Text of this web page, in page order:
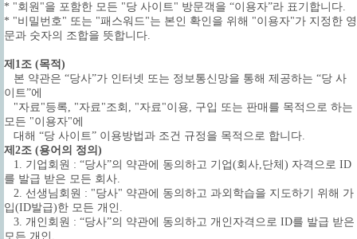
* "회원"을 포함한 모든 "당 사이트" 방문객을 “이용자”라 표기합니다.
* "비밀번호" 또는 "패스워드"는 본인 확인을 위해 "이용자"가 지정한 영
문과 숫자의 조합을 뜻합니다.
제1조 (목적)
본 약관은 “당사”가 인터넷 또는 정보통신망을 통해 제공하는 “당 사
이트”에
"자료"등록, "자료"조회, "자료"이용, 구입 또는 판매를 목적으로 하는
모든 "이용자"에
대해 “당 사이트” 이용방법과 조건 규정을 목적으로 합니다.
제2조 (용어의 정의)
1. 기업회원 : “당사”의 약관에 동의하고 기업(회사,단체) 자격으로 ID
를 발급 받은 모든 회사.
2. 선생님회원 : "당사" 약관에 동의하고 과외학습을 지도하기 위해 가
입(ID발급)한 모든 개인.
3. 개인회원 : “당사”의 약관에 동의하고 개인자격으로 ID를 발급 받은
모든 개인.